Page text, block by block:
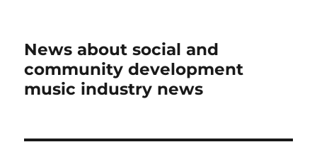
News about social and
community development
music industry news